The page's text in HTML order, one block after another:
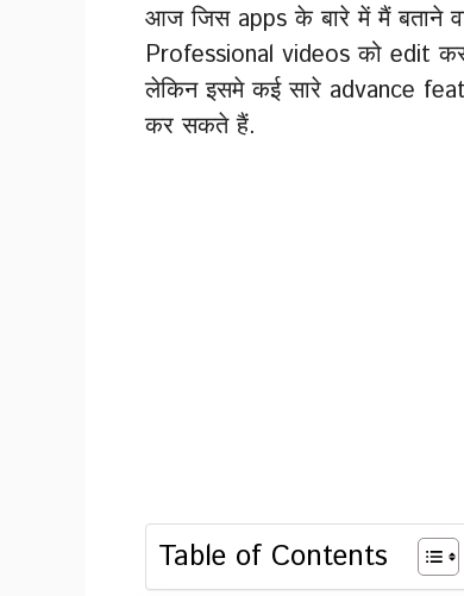
आज जिस apps के बारे में मैं बताने
Professional videos को edit
लेकिन इसमे कई सारे advance
कर सकते हैं.
Table of Contents